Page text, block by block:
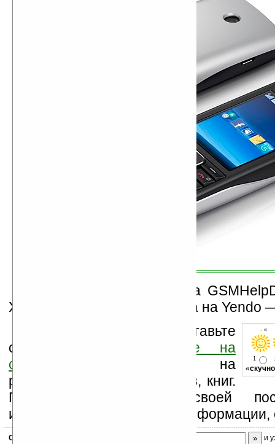
По информации ресурса
X8 составит 319 долларов, а на Yendo
- «
1
«скучно
Оцените новость и оставьте
свой комментарий
ниже на
странице
на
рассылку новостей, файлов, книг.
Поддержите Ладошки своей
изучением коммерческой
Скоро
и